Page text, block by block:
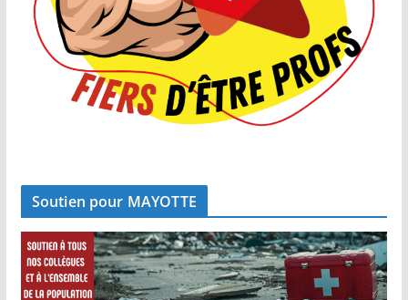
Soutien pour MAYOTTE